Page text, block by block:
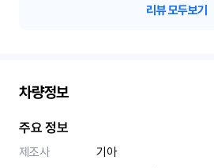
리뷰 모두보기
차량정보
주요 정보
제조사
기아